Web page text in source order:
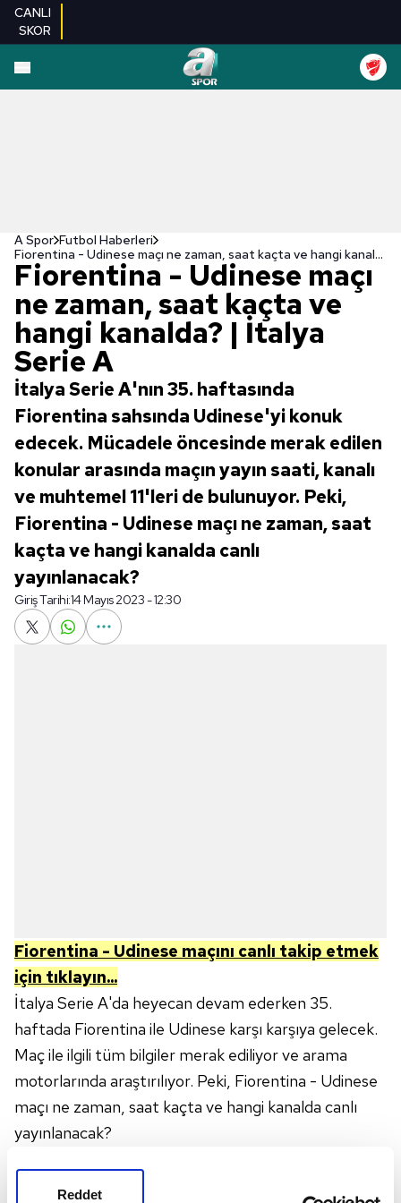
Reddet
CANLI
SKOR
A Spor Futbol Haberleri
Fiorentina - Udinese maçı ne zaman, saat kaçta ve hangi kanalda? | İtalya Serie A
Fiorentina - Udinese maçı
ne zaman, saat kaçta ve
hangi kanalda? | İtalya
Serie A
İtalya Serie A'nın 35. haftasında
Fiorentina sahsında Udinese'yi konuk
edecek. Mücadele öncesinde merak edilen
konular arasında maçın yayın saati, kanalı
ve muhtemel 11'leri de bulunuyor. Peki,
Fiorentina - Udinese maçı ne zaman, saat
kaçta ve hangi kanalda canlı
yayınlanacak?
Giriş Tarihi:14 Mayıs 2023 - 12:30
Fiorentina - Udinese maçını canlı takip etmek
için tıklayın...
İtalya Serie A'da heyecan devam ederken 35.
haftada Fiorentina ile Udinese karşı karşıya gelecek.
Maç ile ilgili tüm bilgiler merak ediliyor ve arama
motorlarında araştırılıyor. Peki, Fiorentina - Udinese
maçı ne zaman, saat kaçta ve hangi kanalda canlı
yayınlanacak?
SAAT KAÇTA VE HANGİ KANALDA CANLI